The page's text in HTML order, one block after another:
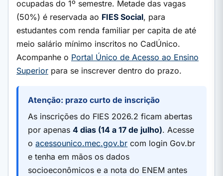
ocupadas do 1º semestre. Metade das vagas
(50%) é reservada ao FIES Social, para
estudantes com renda familiar per capita de até
meio salário mínimo inscritos no CadÚnico.
Acompanhe o Portal Único de Acesso ao Ensino
Superior para se inscrever dentro do prazo.
Atenção: prazo curto de inscrição
As inscrições do FIES 2026.2 ficam abertas
por apenas4 dias (14 a 17 de julho). Acesse
oacessounico.mec.gov.br com login Gov.br
e tenha em mãos os dados
socioeconômicos e a nota do ENEM antes